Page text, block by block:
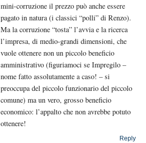
mini-corruzione il prezzo può anche essere
pagato in natura (i classici “polli” di Renzo).
Ma la corruzione “tosta” l’avvia e la ricerca
l’impresa, di medio-grandi dimensioni, che
vuole ottenere non un piccolo beneficio
amministrativo (figuriamoci se Impregilo –
nome fatto assolutamente a caso! – si
preoccupa del piccolo funzionario del piccolo
comune) ma un vero, grosso beneficio
economico: l’appalto che non avrebbe potuto
ottenere!
Reply